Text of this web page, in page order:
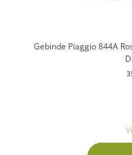
Gebinde Piaggio 844A